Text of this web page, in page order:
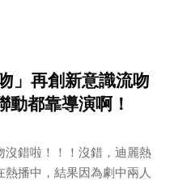
」再創新意識流吻
都靠導演啊！
錯啦！！！沒錯，迪麗熱
播中，結果因為劇中兩人